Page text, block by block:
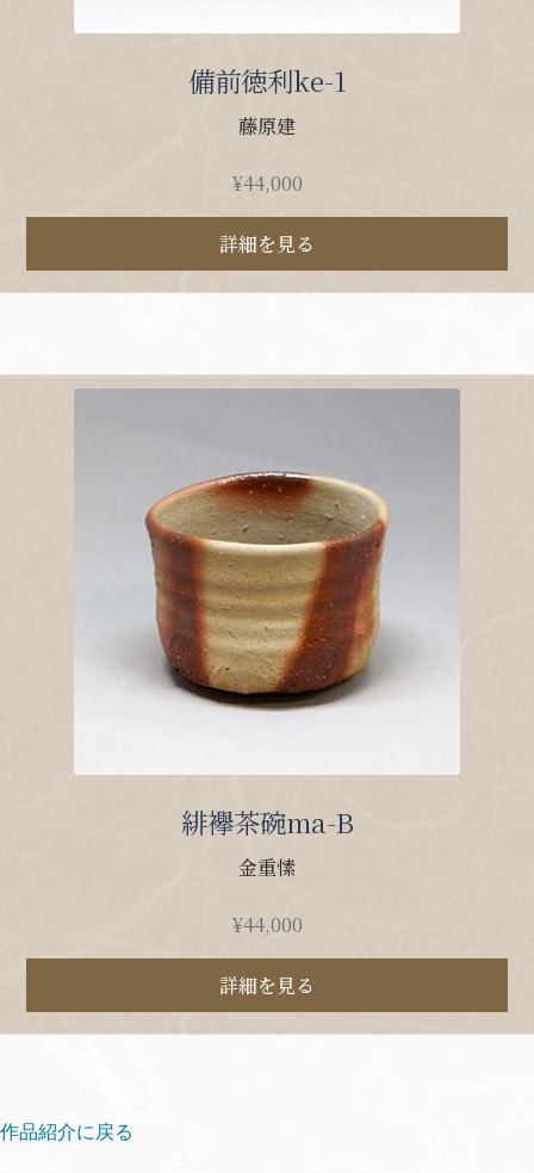
備前徳利ke-1
藤原建
¥44,000
詳細を見る
緋襷茶碗ma-B
金重愫
¥44,000
詳細を見る
作品紹介に戻る